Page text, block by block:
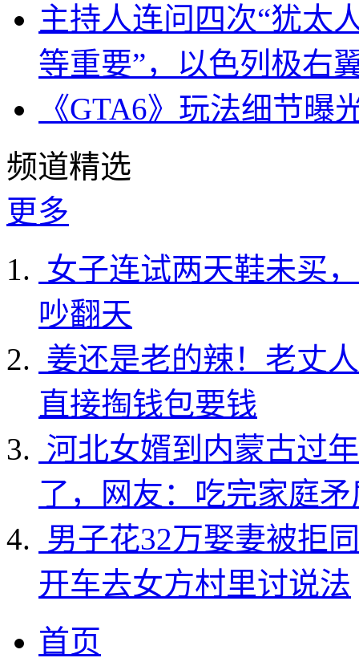
主持人连问四次“犹太
等重要”，以色列极右
《GTA6》玩法细节
频道精选
更多
女子连试两天鞋未买
吵翻天
姜还是老的辣！老丈
直接掏钱包要钱
河北女婿到内蒙古过
了，网友：吃完家庭
男子花32万娶妻被拒
开车去女方村里讨说法
首页